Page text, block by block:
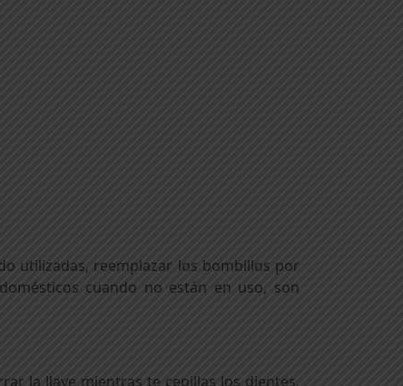
utilizadas, reemplazar los bombillos por
cuando no están en uso, son
la llave mientras te cepillas los dientes,